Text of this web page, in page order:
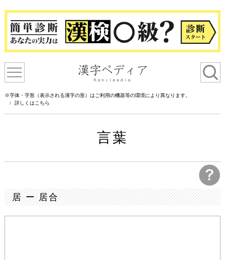
※字体・字形（表示される漢字の形）はご利用の機器等の環境により異なります。
詳しくはこちら
言葉
居 ー 居合